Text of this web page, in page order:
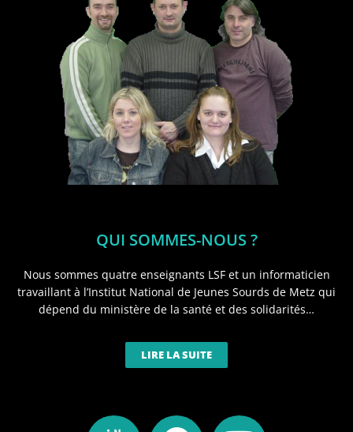
QUI SOMMES-NOUS ?
Nous sommes quatre enseignants LSF et un informaticien
travaillant à l’Institut National de Jeunes Sourds de Metz qui
dépend du ministère de la santé et des solidarités…
LIRE LA SUITE